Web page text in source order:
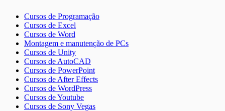
Cursos de Programação
Cursos de Excel
Cursos de Word
Montagem e manutenção de PCs
Cursos de Unity
Cursos de AutoCAD
Cursos de PowerPoint
Cursos de After Effects
Cursos de WordPress
Cursos de Youtube
Cursos de Sony Vegas